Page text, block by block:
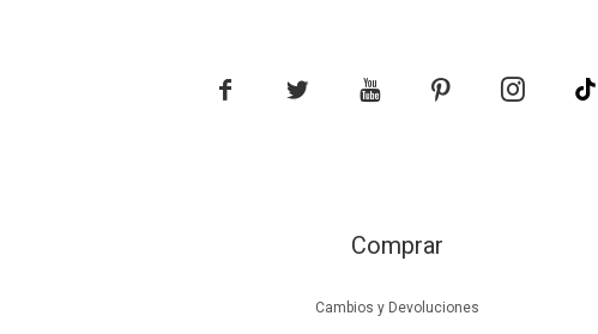
Comprar
Cambios y Devoluciones
    